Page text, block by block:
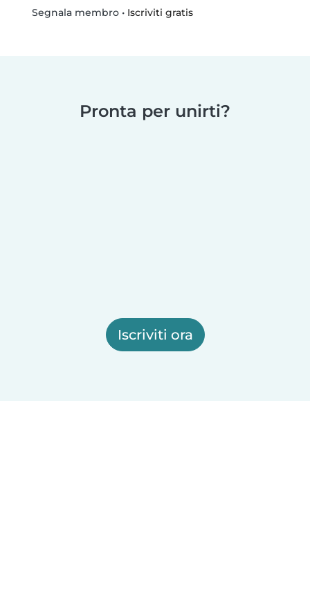
Segnala membro• Iscriviti gratis
Pronta per unirti?
Iscriviti ora